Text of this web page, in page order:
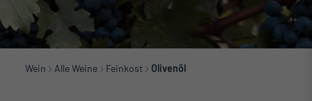
Wein Alle Weine Feinkost Olivenöl